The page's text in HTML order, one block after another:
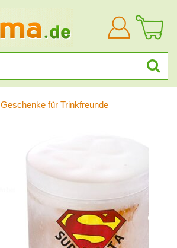
Anmelden
Geschenke für Trinkfreunde